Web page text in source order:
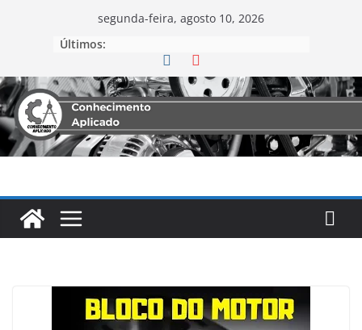
segunda-feira, agosto 10, 2026
Últimos: